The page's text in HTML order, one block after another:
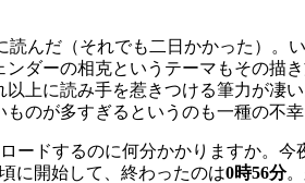
読んだ（それでも二日かかった）。
ダーの相克というテーマもその描
上に読み手を惹きつける筆力が凄
のが多すぎるというのも一種の不幸
ドするのに何分かかりますか。
に開始して、終わったのは0時56分